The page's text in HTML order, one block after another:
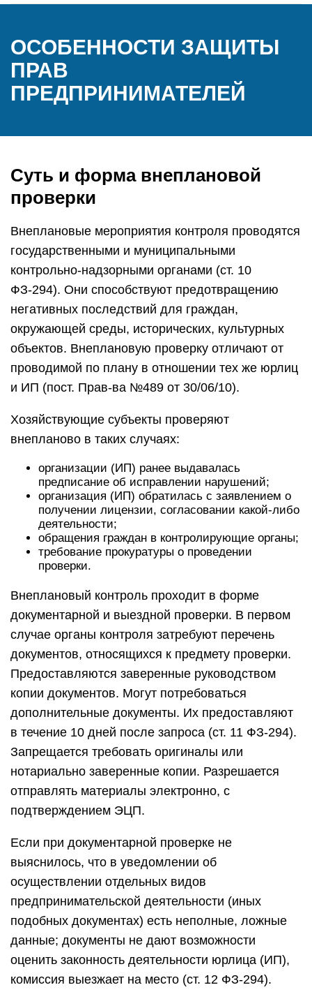
ОСОБЕННОСТИ ЗАЩИТЫ
ПРАВ
ПРЕДПРИНИМАТЕЛЕЙ
Суть и форма внеплановой
проверки
Внеплановые мероприятия контроля проводятся
государственными и муниципальными
контрольно-надзорными органами (ст. 10
ФЗ-294). Они способствуют предотвращению
негативных последствий для граждан,
окружающей среды, исторических, культурных
объектов. Внеплановую проверку отличают от
проводимой по плану в отношении тех же юрлиц
и ИП (пост. Прав-ва №489 от 30/06/10).
Хозяйствующие субъекты проверяют
внепланово в таких случаях:
организации (ИП) ранее выдавалась
предписание об исправлении нарушений;
организация (ИП) обратилась с заявлением о
получении лицензии, согласовании какой-либо
деятельности;
обращения граждан в контролирующие органы;
требование прокуратуры о проведении
проверки.
Внеплановый контроль проходит в форме
документарной и выездной проверки. В первом
случае органы контроля затребуют перечень
документов, относящихся к предмету проверки.
Предоставляются заверенные руководством
копии документов. Могут потребоваться
дополнительные документы. Их предоставляют
в течение 10 дней после запроса (ст. 11 ФЗ-294).
Запрещается требовать оригиналы или
нотариально заверенные копии. Разрешается
отправлять материалы электронно, с
подтверждением ЭЦП.
Если при документарной проверке не
выяснилось, что в уведомлении об
осуществлении отдельных видов
предпринимательской деятельности (иных
подобных документах) есть неполные, ложные
данные; документы не дают возможности
оценить законность деятельности юрлица (ИП),
комиссия выезжает на место (ст. 12 ФЗ-294).